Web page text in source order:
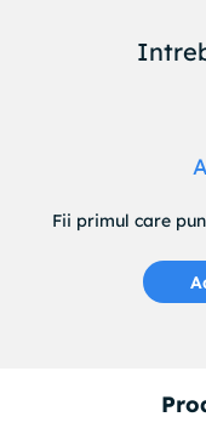
Fii primul care